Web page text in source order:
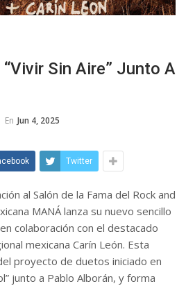
Sin Aire” Junto A
En Jun 4, 2025
Twitter
al Salón de la Fama del Rock and
MANÁ lanza su nuevo sencillo
colaboración con el destacado
mexicana Carín León. Esta
proyecto de duetos iniciado en
junto a Pablo Alborán, y forma